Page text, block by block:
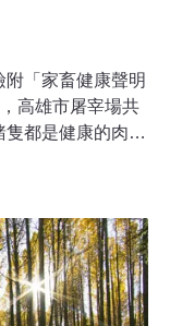
「家畜健康聲明
高雄市屠宰場共
都是健康的肉
、及時處置以降
開始實施。指定
所有人應檢附
場。繳交家畜健
物防疫組組長徐